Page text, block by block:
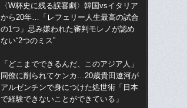
〈W杯史に残る誤審劇〉韓国vsイタリア
から20年…「レフェリー人生最高の試合
の1つ」忌み嫌われた審判モレノが認め
ない“2つのミス”
「どこまでできるんだ、このアジア人」
同僚に削られてケンカ…20歳貴田遼河が
アルゼンチンで身につけた処世術「日本
で経験できないことができている」